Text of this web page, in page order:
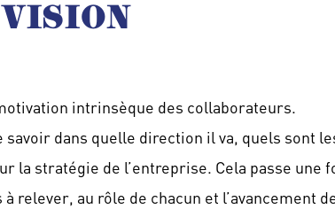
intrinsèque des collaborateurs.
dans quelle direction il va, quels sont
la stratégie de l’entreprise. Cela passe une
relever, au rôle de chacun et l’avancement